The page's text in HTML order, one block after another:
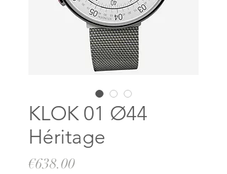
KLOK 01 Ø44
Héritage
€638.00價